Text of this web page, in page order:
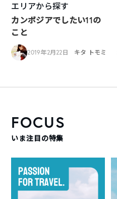
エリアから探す
カンボジアでしたい11の
こと
2019年2月22日 キタ トモミ
FOCUS
いま注目の特集